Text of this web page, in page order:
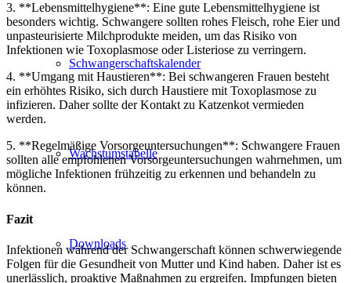
Schwangerschaftskalender
Wachstumstabelle
Downloads
3. **Lebensmittelhygiene**: Eine gute Lebensmittelhygiene ist
besonders wichtig. Schwangere sollten rohes Fleisch, rohe Eier und
unpasteurisierte Milchprodukte meiden, um das Risiko von
Infektionen wie Toxoplasmose oder Listeriose zu verringern.
4. **Umgang mit Haustieren**: Bei schwangeren Frauen besteht
ein erhöhtes Risiko, sich durch Haustiere mit Toxoplasmose zu
infizieren. Daher sollte der Kontakt zu Katzenkot vermieden
werden.
5. **Regelmäßige Vorsorgeuntersuchungen**: Schwangere Frauen
sollten alle empfohlenen Vorsorgeuntersuchungen wahrnehmen, um
mögliche Infektionen frühzeitig zu erkennen und behandeln zu
können.
Fazit
Infektionen während der Schwangerschaft können schwerwiegende
Folgen für die Gesundheit von Mutter und Kind haben. Daher ist es
unerlässlich, proaktive Maßnahmen zu ergreifen. Impfungen bieten